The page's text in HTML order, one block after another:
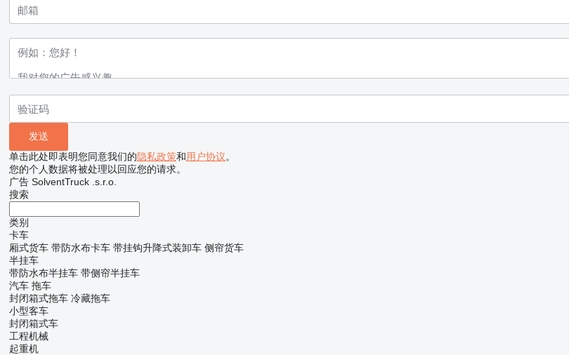
单击此处即表明您同意我们的隐私政策和用户协议。
您的个人数据将被处理以回应您的请求。
广告 SolventTruck .s.r.o.
搜索
类别
卡车
厢式货车 带防水布卡车 带挂钩升降式装卸车 侧帘货车
半挂车
带防水布半挂车 带侧帘半挂车
汽车 拖车
封闭箱式拖车 冷藏拖车
小型客车
封闭箱式车
工程机械
起重机